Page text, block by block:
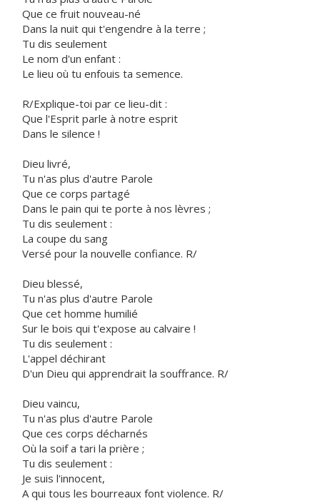
Que ce fruit nouveau-né
Dans la nuit qui t'engendre à la terre ;
Tu dis seulement
Le nom d'un enfant :
Le lieu où tu enfouis ta semence.
R/Explique-toi par ce lieu-dit :
Que l'Esprit parle à notre esprit
Dans le silence !
Dieu livré,
Tu n'as plus d'autre Parole
Que ce corps partagé
Dans le pain qui te porte à nos lèvres ;
Tu dis seulement :
La coupe du sang
Versé pour la nouvelle confiance. R/
Dieu blessé,
Tu n'as plus d'autre Parole
Que cet homme humilié
Sur le bois qui t'expose au calvaire !
Tu dis seulement :
L'appel déchirant
D'un Dieu qui apprendrait la souffrance. R/
Dieu vaincu,
Tu n'as plus d'autre Parole
Que ces corps décharnés
Où la soif a tari la prière ;
Tu dis seulement :
Je suis l'innocent,
A qui tous les bourreaux font violence. R/